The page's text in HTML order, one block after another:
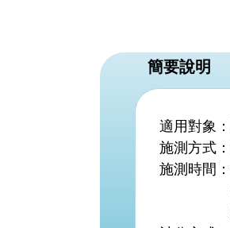
簡要說明
適用對象：
施測方式：
施測時間：